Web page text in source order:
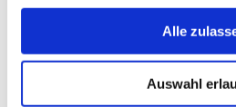
Alle
Auswahl